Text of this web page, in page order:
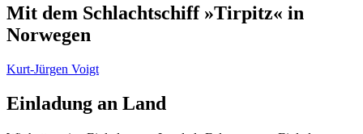
Mit dem Schlachtschiff »Tirpitz« in
Norwegen
Kurt-Jürgen Voigt
Einladung an Land